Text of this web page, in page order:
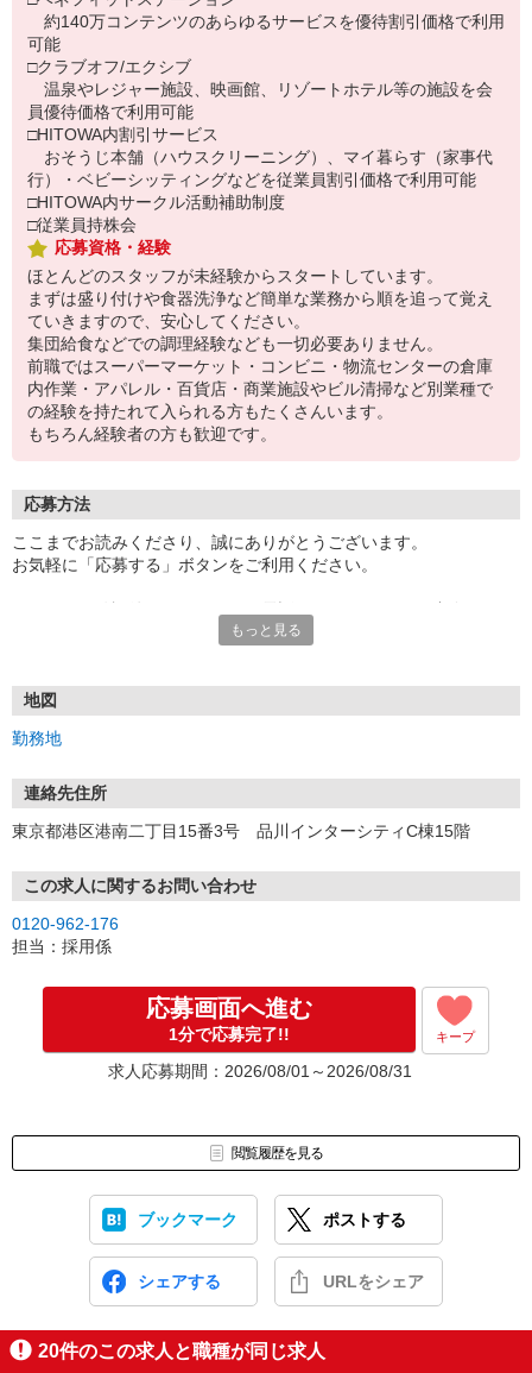
約140万コンテンツのあらゆるサービスを優待割引価格で利用
可能
□クラブオフ/エクシブ
温泉やレジャー施設、映画館、リゾートホテル等の施設を会
員優待価格で利用可能
□HITOWA内割引サービス
おそうじ本舗（ハウスクリーニング）、マイ暮らす（家事代
行）・ベビーシッティングなどを従業員割引価格で利用可能
□HITOWA内サークル活動補助制度
□従業員持株会
応募資格・経験
ほとんどのスタッフが未経験からスタートしています。
まずは盛り付けや食器洗浄など簡単な業務から順を追って覚え
ていきますので、安心してください。
集団給食などでの調理経験なども一切必要ありません。
前職ではスーパーマーケット・コンビニ・物流センターの倉庫
内作業・アパレル・百貨店・商業施設やビル清掃など別業種で
の経験を持たれて入られる方もたくさんいます。
もちろん経験者の方も歓迎です。
応募方法
ここまでお読みくださり、誠にありがとうございます。
お気軽に「応募する」ボタンをご利用ください。
お電話の際は「イーアイデムを見た」と伝えるとスムーズです。
もっと見る
地図
勤務地
連絡先住所
東京都港区港南二丁目15番3号 品川インターシティC棟15階
この求人に関するお問い合わせ
0120-962-176
担当：採用係
応募画面へ進む
1分で応募完了!! キープ
求人応募期間：2026/08/01～2026/08/31
閲覧履歴を見る
ブックマーク ポストする
シェアする URLをシェア
20件のこの求人と職種が同じ求人